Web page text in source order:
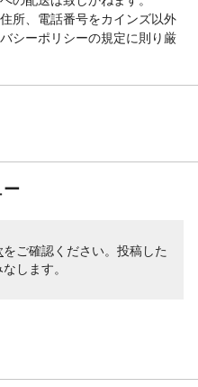
所、電話番号をカインズ以外
シーポリシーの規定に則り厳
ー
をご確認ください。投稿した
します。